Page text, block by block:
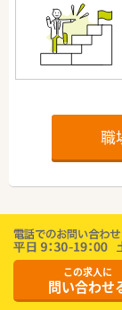
職
この求人に
問い合わせ